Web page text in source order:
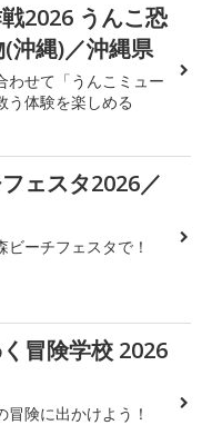
2026 うんこ恐
沖縄)／沖縄県
わせて「うんこミュー
う体験を楽しめる
ェスタ2026／
ーチフェスタで！
冒険学校 2026
冒険に出かけよう！